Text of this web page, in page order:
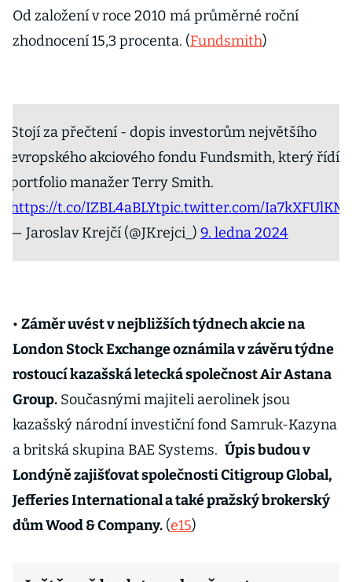
Od založení v roce 2010 má průměrné roční
zhodnocení 15,3 procenta. (Fundsmith)
Stojí za přečtení - dopis investorům největšího
evropského akciového fondu Fundsmith, který řídí
portfolio manažer Terry Smith.
https://t.co/IZBL4aBLYtpic.twitter.com/Ia7kXFUlKM
— Jaroslav Krejčí (@JKrejci_) 9. ledna 2024
• Záměr uvést v nejbližších týdnech akcie na
London Stock Exchange oznámila v závěru týdne
rostoucí kazašská letecká společnost Air Astana
Group. Současnými majiteli aerolinek jsou
kazašský národní investiční fond Samruk-Kazyna
a britská skupina BAE Systems. Úpis budou v
Londýně zajišťovat společnosti Citigroup Global,
Jefferies International a také pražský brokerský
dům Wood & Company. (e15)